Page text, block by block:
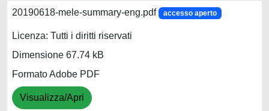
20190618-mele-summary-eng.pdf accesso aperto
Licenza: Tutti i diritti riservati
Dimensione 67.74 kB
Formato Adobe PDF
Visualizza/Apri